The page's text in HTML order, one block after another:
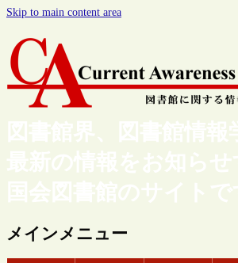
Skip to main content area
図書館界、図書館情報
最新の情報をお知ら
国会図書館のサイトで
メインメニュー